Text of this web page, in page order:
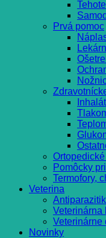
Prvá pomoc
Pomôcky
Termofory,
Veterina
Veterinárna
Veterinárne
Novinky